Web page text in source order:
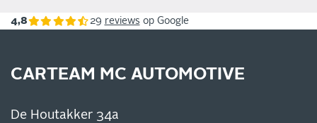
4,8 29 reviews op Google
CARTEAM MC AUTOMOTIVE
De Houtakker 34a